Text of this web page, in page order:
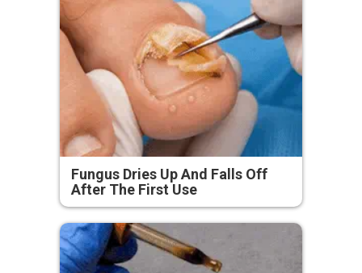
Fungus Dries Up And Falls Off
After The First Use